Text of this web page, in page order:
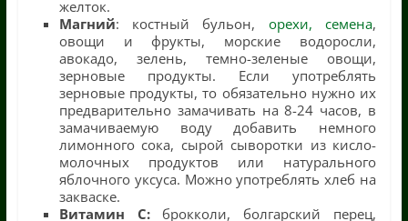
желток.
Магний: костный бульон, орехи, семена,
овощи и фрукты, морские водоросли,
авокадо, зелень, темно-зеленые овощи,
зерновые продукты. Если употреблять
зерновые продукты, то обязательно нужно их
предварительно замачивать на 8-24 часов, в
замачиваемую воду добавить немного
лимонного сока, сырой сыворотки из кисло-
молочных продуктов или натурального
яблочного уксуса. Можно употреблять хлеб на
закваске.
Витамин С:брокколи, болгарский перец,